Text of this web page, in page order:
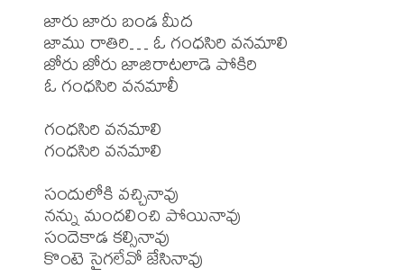
జారు జారు బండ మీద
జాము రాతిరి… ఓ గంధసిరి వనమాలి
జోరు జోరు జాజిరాటలాడె పోకిరి
ఓ గంధసిరి వనమాలీ
గంధసిరి వనమాలి
గంధసిరి వనమాలి
సందులోకి వచ్చినావు
నన్ను మందలించి పోయినావు
సందెకాడ కల్సినావు
కొంటె సైగలేవో జేసినావు